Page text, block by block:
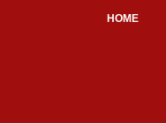
HOME